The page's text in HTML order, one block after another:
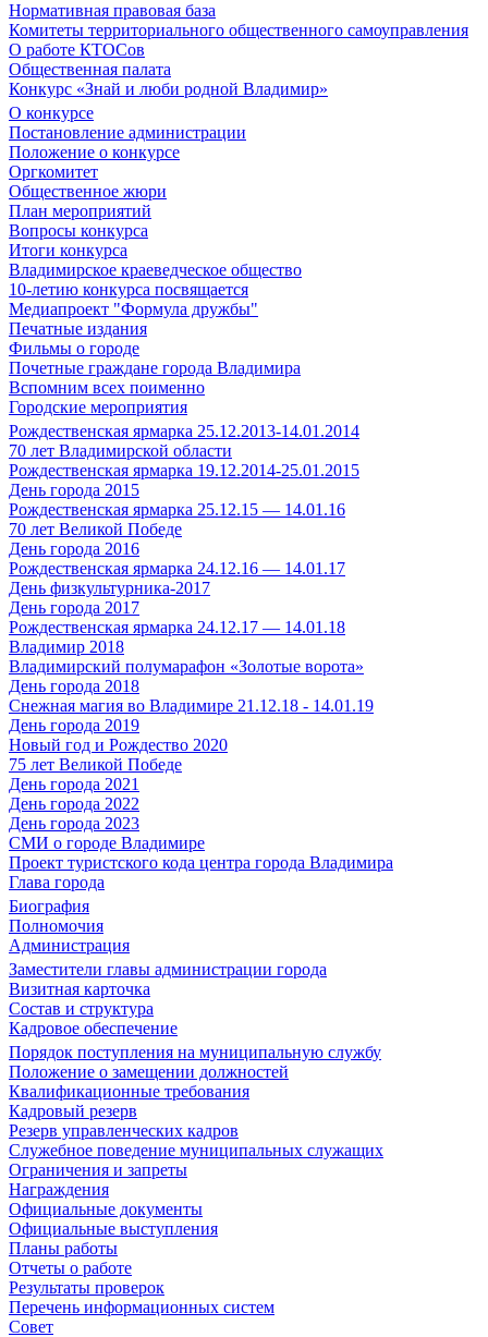
Нормативная правовая база
Комитеты территориального общественного самоуправления
О работе КТОСов
Общественная палата
Конкурс «Знай и люби родной Владимир»
О конкурсе
Постановление администрации
Положение о конкурсе
Оргкомитет
Общественное жюри
План мероприятий
Вопросы конкурса
Итоги конкурса
Владимирское краеведческое общество
10-летию конкурса посвящается
Медиапроект "Формула дружбы"
Печатные издания
Фильмы о городе
Почетные граждане города Владимира
Вспомним всех поименно
Городские мероприятия
Рождественская ярмарка 25.12.2013-14.01.2014
70 лет Владимирской области
Рождественская ярмарка 19.12.2014-25.01.2015
День города 2015
Рождественская ярмарка 25.12.15 — 14.01.16
70 лет Великой Победе
День города 2016
Рождественская ярмарка 24.12.16 — 14.01.17
День физкультурника-2017
День города 2017
Рождественская ярмарка 24.12.17 — 14.01.18
Владимир 2018
Владимирский полумарафон «Золотые ворота»
День города 2018
Снежная магия во Владимире 21.12.18 - 14.01.19
День города 2019
Новый год и Рождество 2020
75 лет Великой Победе
День города 2021
День города 2022
День города 2023
СМИ о городе Владимире
Проект туристского кода центра города Владимира
Глава города
Биография
Полномочия
Администрация
Заместители главы администрации города
Визитная карточка
Состав и структура
Кадровое обеспечение
Порядок поступления на муниципальную службу
Положение о замещении должностей
Квалификационные требования
Кадровый резерв
Резерв управленческих кадров
Служебное поведение муниципальных служащих
Ограничения и запреты
Награждения
Официальные документы
Официальные выступления
Планы работы
Отчеты о работе
Результаты проверок
Перечень информационных систем
Совет